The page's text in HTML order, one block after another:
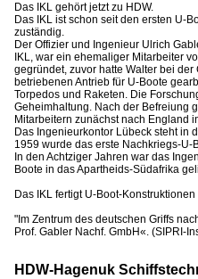
Das IKL gehört jetzt zu HDW.
Das IKL ist schon seit den ersten U-
zuständig.
Der Offizier und Ingenieur Ulrich
IKL, war ein ehemaliger Mitarbeiter
gegründet, zuvor hatte Walter bei
betriebenen Antrieb für U-Boote
Torpedos und Raketen. Die
Geheimhaltung. Nach der Befreiung
Mitarbeitern zunächst nach England
Das Ingenieurkontor Lübeck steht in
1959 wurde das erste Nachkriegs-U-
In den Achtziger Jahren war das
Boote in das Apartheids-Südafrika
Das IKL fertigt U-Boot-Konstruktionen
"Im Zentrum des deutschen Griffs
Prof. Gabler Nachf. GmbH«. (SIPRI-
HDW-Hagenuk